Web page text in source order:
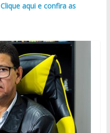
Clique aqui e confira as